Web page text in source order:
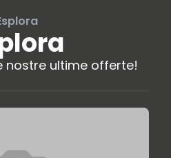
nostre ultime offerte!